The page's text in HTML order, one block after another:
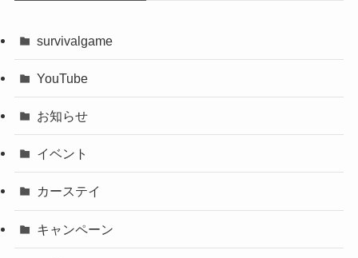
survivalgame
YouTube
お知らせ
イベント
カーステイ
キャンペーン